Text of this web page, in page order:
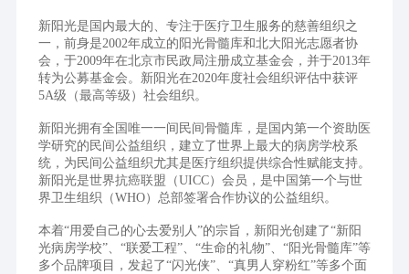
新阳光是国内最大的、专注于医疗卫生服务的慈善组织之
一，前身是2002年成立的阳光骨髓库和北大阳光志愿者协
会，于2009年在北京市民政局注册成立基金会，并于2013年
转为公募基金会。新阳光在2020年度社会组织评估中获评
5A级（最高等级）社会组织。
新阳光拥有全国唯一一间民间骨髓库，是国内第一个资助医
学研究的民间公益组织，建立了世界上最大的病房学校系
统，为民间公益组织尤其是医疗组织提供综合性赋能支持。
新阳光是世界抗癌联盟（UICC）会员，是中国第一个与世
界卫生组织（WHO）总部签署合作协议的公益组织。
本着“用爱自己的心去爱别人”的宗旨，新阳光创建了“新阳
光病房学校”、“联爱工程”、“生命的礼物”、“阳光骨髓库”等
多个品牌项目，发起了“闪光侠”、“真男人穿粉红”等多个面